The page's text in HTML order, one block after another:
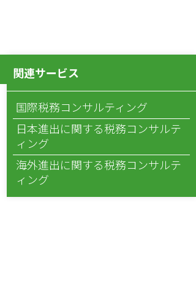
関連サービス
国際税務コンサルティング
日本進出に関する税務コンサルテ
ィング
海外進出に関する税務コンサルテ
ィング